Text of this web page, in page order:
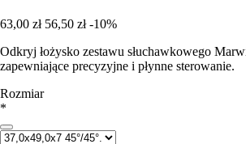
63,00 zł 56,50 zł -10%
Odkryj łożysko zestawu słuchawkowego
zapewniające precyzyjne i płynne sterowanie.
Rozmiar
*